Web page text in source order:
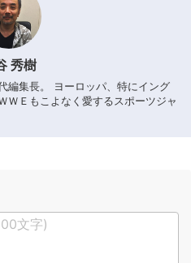
秀樹
編集長。 ヨーロッパ、特にイング
ＷＥもこよなく愛するスポーツジャ